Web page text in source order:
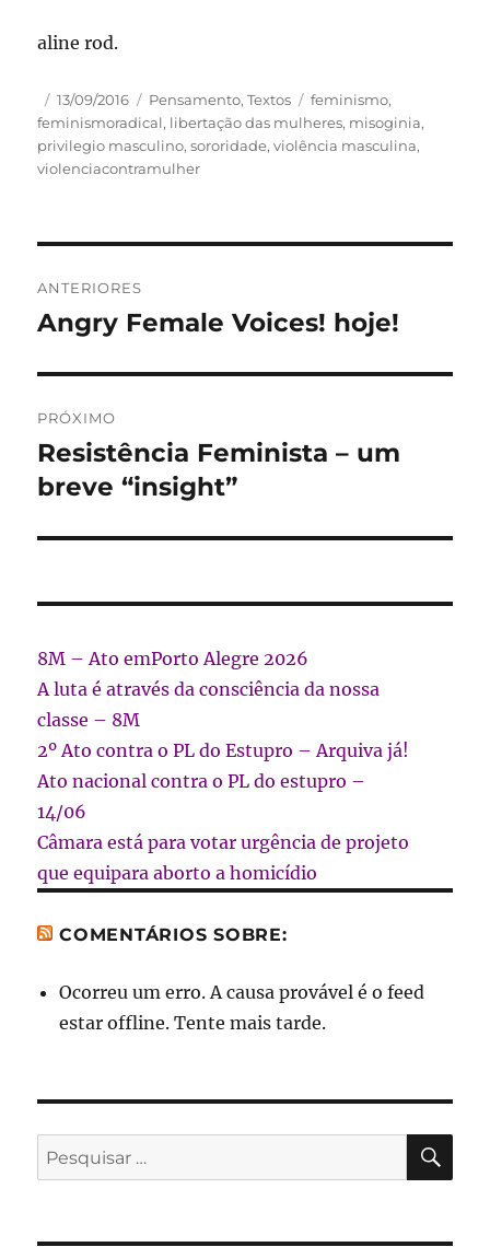
aline rod.
Autor
Publicado
em
13/09/2016 Categorias
Pensamento,Textos Tags
feminismo,
feminismoradical, libertação das mulheres, misoginia,
privilegio masculino,sororidade,violência masculina,
violenciacontramulher
de
ANTERIORES
Post
Angry Female Voices! hoje!
PRÓXIMO
Próximo
post:
Resistência Feminista – um
breve “insight”
8M – Ato emPorto Alegre 2026
A luta é através da consciência da nossa
classe – 8M
2º Ato contra o PL do Estupro – Arquiva já!
Ato nacional contra o PL do estupro –
14/06
Câmara está para votar urgência de projeto
que equipara aborto a homicídio
COMENTÁRIOS SOBRE:
Ocorreu um erro. A causa provável é o feed
estar offline. Tente mais tarde.
Pesquisar
por: